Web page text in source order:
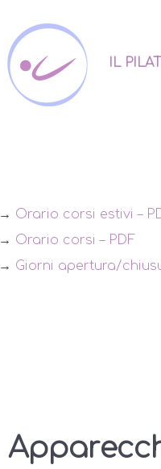
IL
→ Orario corsi estivi –
→ Orario corsi – PDF
→ Giorni apertura/